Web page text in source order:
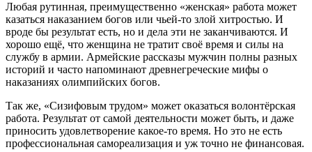
Любая рутинная, преимущественно «женская» работа может
казаться наказанием богов или чьей-то злой хитростью. И
вроде бы результат есть, но и дела эти не заканчиваются. И
хорошо ещё, что женщина не тратит своё время и силы на
службу в армии. Армейские рассказы мужчин полны разных
историй и часто напоминают древнегреческие мифы о
наказаниях олимпийских богов.
Так же, «Сизифовым трудом» может оказаться волонтёрская
работа. Результат от самой деятельности может быть, и даже
приносить удовлетворение какое-то время. Но это не есть
профессиональная самореализация и уж точно не финансовая.